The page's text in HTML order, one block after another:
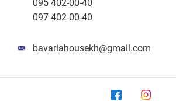
095 402-00-40
097 402-00-40
bavariahousekh@gmail.com